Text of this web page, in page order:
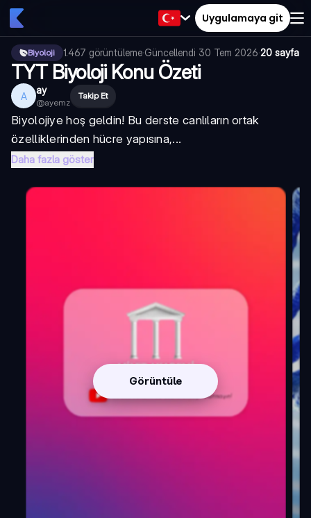
Uygulamaya git
Biyoloji 1.467 görüntüleme·Güncellendi 30 Tem 2026·20 sayfa
TYT Biyoloji Konu Özeti
A ay
@ayemz
Takip Et
Biyolojiye hoş geldin! Bu derste canlıların ortak
özelliklerinden hücre yapısına,...
Daha fazla göster
Görüntüle